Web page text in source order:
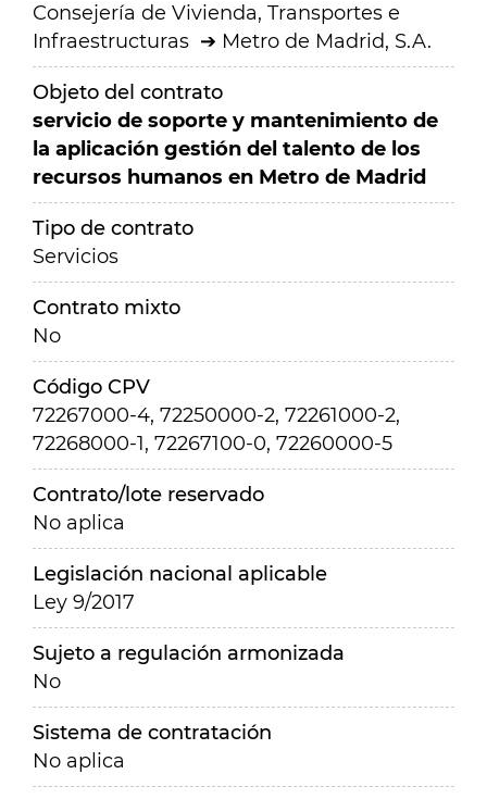
Consejería de Vivienda, Transportes e
Infraestructuras
Metro de Madrid, S.A.
Objeto del contrato
servicio de soporte y mantenimiento de
la aplicación gestión del talento de los
recursos humanos en Metro de Madrid
Tipo de contrato
Servicios
Contrato mixto
No
Código CPV
72267000-4, 72250000-2, 72261000-2,
72268000-1, 72267100-0, 72260000-5
Contrato/lote reservado
No aplica
Legislación nacional aplicable
Ley 9/2017
Sujeto a regulación armonizada
No
Sistema de contratación
No aplica